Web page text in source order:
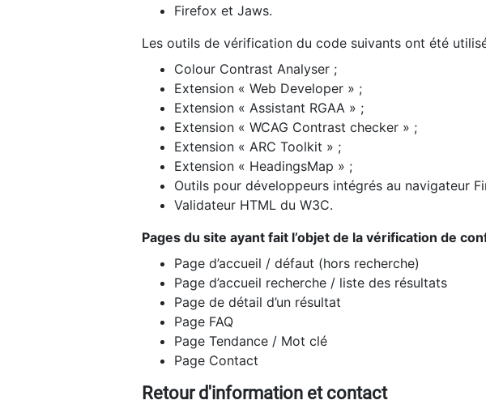
Firefox et Jaws.
Les outils de vérification du code suivants ont été
Colour Contrast Analyser ;
Extension « Web Developer » ;
Extension « Assistant RGAA » ;
Extension « WCAG Contrast checker » ;
Extension « ARC Toolkit » ;
Extension « HeadingsMap » ;
Outils pour développeurs intégrés au navigateur
Validateur HTML du W3C.
Pages du site ayant fait l’objet de la vérification de
Page d’accueil / défaut (hors recherche)
Page d’accueil recherche / liste des résultats
Page de détail d’un résultat
Page FAQ
Page Tendance / Mot clé
Page Contact
Retour d'information et contact